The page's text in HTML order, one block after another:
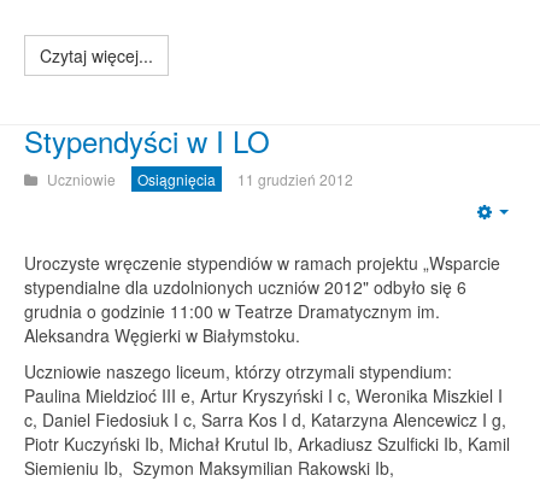
Czytaj więcej...
Stypendyści w I LO
Uczniowie Osiągnięcia 11 grudzień 2012
Uroczyste wręczenie stypendiów w ramach projektu „Wsparcie
stypendialne dla uzdolnionych uczniów 2012" odbyło się 6
grudnia o godzinie 11:00 w Teatrze Dramatycznym im.
Aleksandra Węgierki w Białymstoku.
Uczniowie naszego liceum, którzy otrzymali stypendium:
Paulina Mieldzioć III e, Artur Kryszyński I c, Weronika Miszkiel I
c, Daniel Fiedosiuk I c, Sarra Kos I d, Katarzyna Alencewicz I g,
Piotr Kuczyński Ib, Michał Krutul Ib, Arkadiusz Szulficki Ib, Kamil
Siemieniu Ib, Szymon Maksymilian Rakowski Ib,